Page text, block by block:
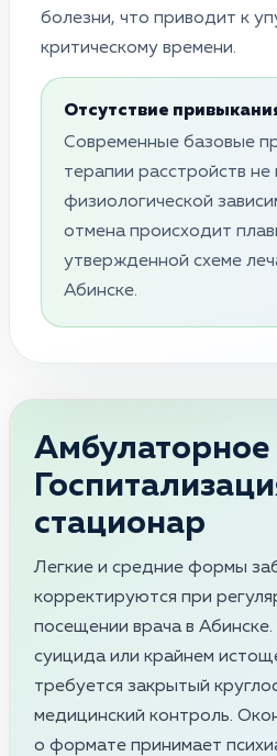
болезни, что приводит к
критическому времени.
Отсутствие
Современные базовые
терапии расстройств
физиологической
отмена происходит
утвержденной схеме
Абинске.
Амбулаторное
стационар
Легкие и средние формы
корректируются при
посещении врача в
суицида или крайнем
требуется закрытый
медицинский контроль.
о формате принимает